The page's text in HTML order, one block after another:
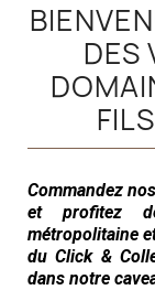
DES
Commandez
et profitez
métropolitaine
du Click &
dans notre